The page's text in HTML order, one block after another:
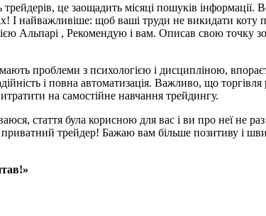
це заощадить місяці пошуків
І найважливіше: щоб ваші труди не викидати коту
Альпарі , Рекомендую і вам. Описав свою точку
проблеми з психологією і дисципліною,
і повна автоматизація. Важливо, що торгівля
на самостійне навчання трейдингу.
стаття була корисною для вас і ви про неї не
трейдер! Бажаю вам більше позитиву і